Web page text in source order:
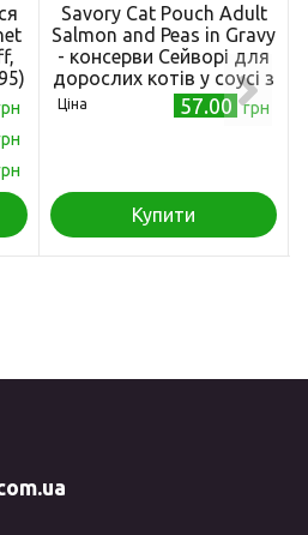
Savory Cat Pouch Adult
Salmon and Peas in Gravy
- консерви Сейворі для
дорослих котів у соусі з
лососем та горохом 85
г (20116)
Ціна 57.00 грн
Купити